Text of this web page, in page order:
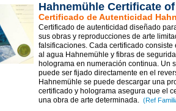
Hahnemühle Certificate
Certificado de Autenticidad
Certificado de autenticidad diseñado
sus obras y reproducciones de arte
falsificaciones. Cada certificado
al agua Hahnemühle y fibras de
holograma en numeración continua. Un
puede ser fijado directamente en el
Hahnemühle se puede descargar una
certificado y holograma asegura que el
una obra de arte determinada. (Ref